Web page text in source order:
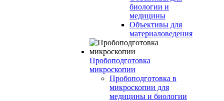
биологии и
медицины
Объективы для
материаловедения
Пробоподготовка
микроскопии
Пробоподготовка в
микроскопии для
медицины и биологии